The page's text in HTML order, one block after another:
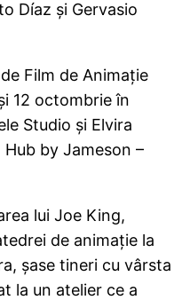
Díaz și Gervasio
Film de Animaţie
12 octombrie în
Studio şi Elvira
Hub by Jameson –
lui Joe King,
de animaţie la
șase tineri cu vârsta
la un atelier ce a